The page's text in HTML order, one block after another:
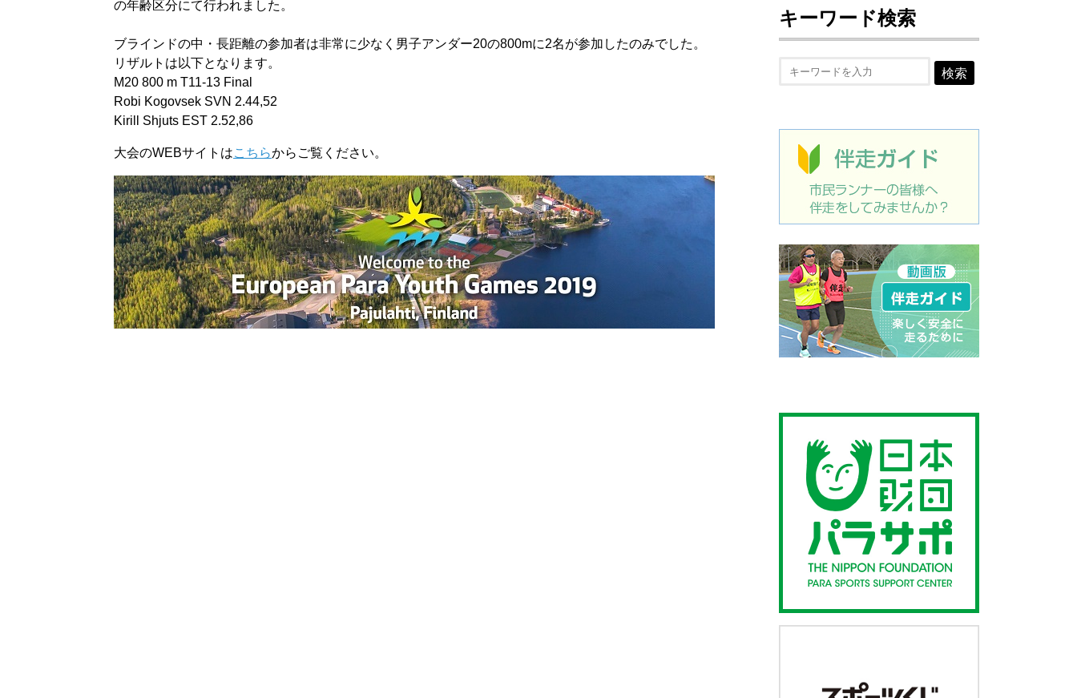
の年齢区分にて行われました。
ブラインドの中・長距離の参加者は非常に少なく男子アンダー20の800mに2名が参加したのみでした。
リザルトは以下となります。
M20 800 m T11-13 Final
Robi Kogovsek SVN 2.44,52
Kirill Shjuts EST 2.52,86
大会のWEBサイトはこちらからご覧ください。
キーワード検索
検索